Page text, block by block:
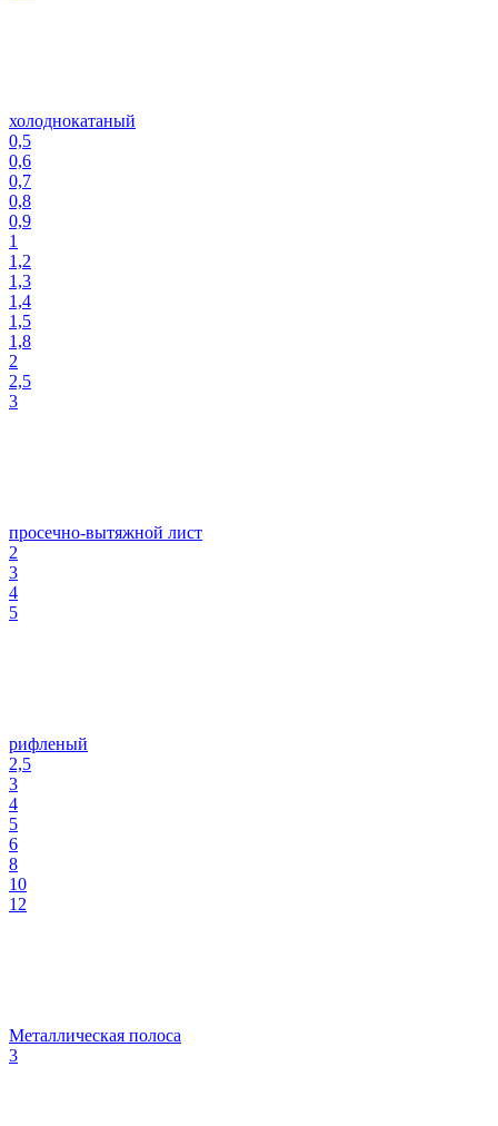
холоднокатаный
0,5
0,6
0,7
0,8
0,9
1
1,2
1,3
1,4
1,5
1,8
2
2,5
3
просечно-вытяжной лист
2
3
4
5
рифленый
2,5
3
4
5
6
8
10
12
Металлическая полоса
3